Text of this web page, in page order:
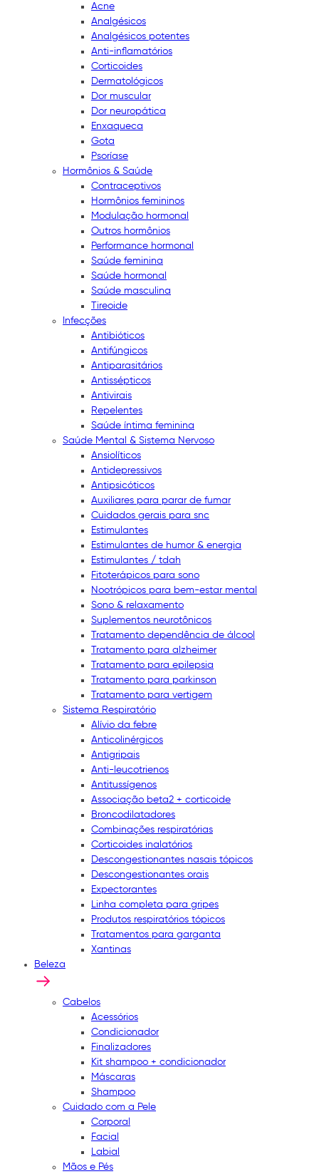
Acne
Analgésicos
Analgésicos potentes
Anti-inflamatórios
Corticoides
Dermatológicos
Dor muscular
Dor neuropática
Enxaqueca
Gota
Psoríase
Hormônios & Saúde
Contraceptivos
Hormônios femininos
Modulação hormonal
Outros hormônios
Performance hormonal
Saúde feminina
Saúde hormonal
Saúde masculina
Tireoide
Infecções
Antibióticos
Antifúngicos
Antiparasitários
Antissépticos
Antivirais
Repelentes
Saúde íntima feminina
Saúde Mental & Sistema Nervoso
Ansiolíticos
Antidepressivos
Antipsicóticos
Auxiliares para parar de fumar
Cuidados gerais para snc
Estimulantes
Estimulantes de humor & energia
Estimulantes / tdah
Fitoterápicos para sono
Nootrópicos para bem-estar mental
Sono & relaxamento
Suplementos neurotônicos
Tratamento dependência de álcool
Tratamento para alzheimer
Tratamento para epilepsia
Tratamento para parkinson
Tratamento para vertigem
Sistema Respiratório
Alívio da febre
Anticolinérgicos
Antigripais
Anti-leucotrienos
Antitussígenos
Associação beta2 + corticoide
Broncodilatadores
Combinações respiratórias
Corticoides inalatórios
Descongestionantes nasais tópicos
Descongestionantes orais
Expectorantes
Linha completa para gripes
Produtos respiratórios tópicos
Tratamentos para garganta
Xantinas
Beleza
Cabelos
Acessórios
Condicionador
Finalizadores
Kit shampoo + condicionador
Máscaras
Shampoo
Cuidado com a Pele
Corporal
Facial
Labial
Mãos e Pés